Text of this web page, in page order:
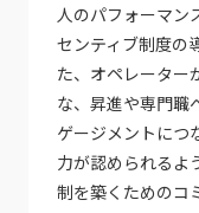
人のパフォーマン
センティブ制度の
た、オペレーター
な、昇進や専門職
ゲージメントにつ
力が認められるよ
制を築くためのコ